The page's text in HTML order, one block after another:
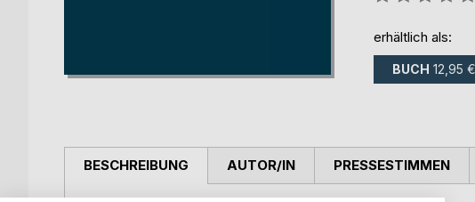
erhältlich als:
BUCH 12,95 €
BESCHREIBUNG AUTOR/IN PRESSESTIMMEN